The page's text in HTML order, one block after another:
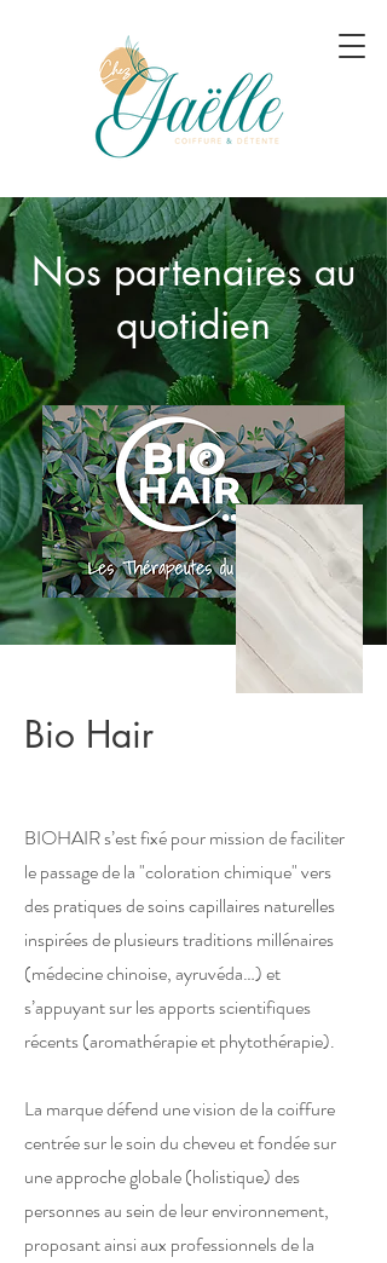
Nos partenaires au
quotidien
Bio Hair
BIOHAIR s’est fixé pour mission de faciliter
le passage de la "coloration chimique" vers
des pratiques de soins capillaires naturelles
inspirées de plusieurs traditions millénaires
(médecine chinoise, ayruvéda…) et
s’appuyant sur les apports scientifiques
récents (aromathérapie et phytothérapie).
La marque défend une vision de la coiffure
centrée sur le soin du cheveu et fondée sur
une approche globale (holistique) des
personnes au sein de leur environnement,
proposant ainsi aux professionnels de la